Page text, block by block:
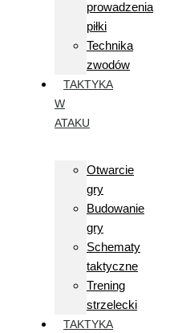
prowadzenia
piłki
Technika
zwodów
TAKTYKA
W
ATAKU
Otwarcie
gry
Budowanie
gry
Schematy
taktyczne
Trening
strzelecki
TAKTYKA